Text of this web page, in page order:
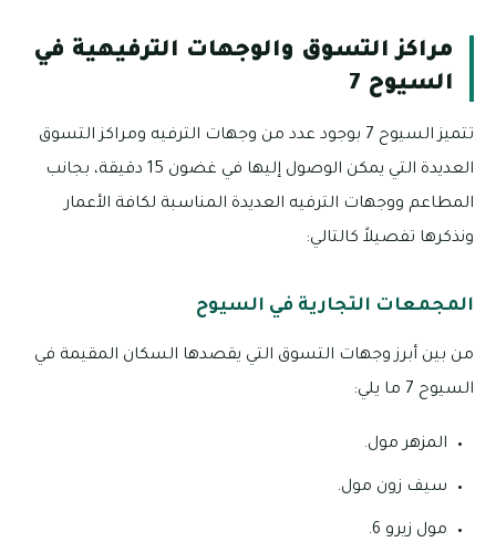
مراكز التسوق والوجهات الترفيهية في
السيوح 7
تتميز السيوح 7 بوجود عدد من وجهات الترفيه ومراكز التسوق
العديدة التي يمكن الوصول إليها في غضون 15 دقيقة، بجانب
المطاعم ووجهات الترفيه العديدة المناسبة لكافة الأعمار
ونذكرها تفصيلاً كالتالي:
المجمعات التجارية في السيوح
من بين أبرز وجهات التسوق التي يقصدها السكان المقيمة في
السيوح 7 ما يلي:
المزهر مول.
سيف زون مول.
مول زيرو 6.